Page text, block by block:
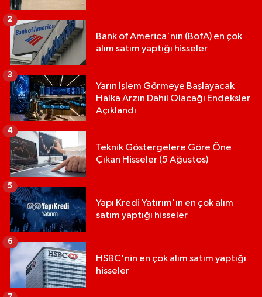
Bank of America'nın (BofA) en çok
alım satım yaptığı hisseler
2
Yarın İşlem Görmeye Başlayacak
Halka Arzın Dahil Olacağı Endeksler
Açıklandı
3
Teknik Göstergelere Göre Öne
Çıkan Hisseler (5 Ağustos)
4
Yapı Kredi Yatırım'ın en çok alım
satım yaptığı hisseler
5
HSBC'nin en çok alım satım yaptığı
hisseler
6